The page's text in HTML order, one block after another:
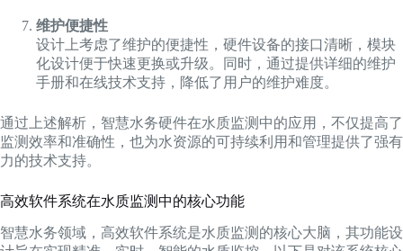
维护便捷性
设计上考虑了维护的便捷性，硬件设备的接口清晰，模块
化设计便于快速更换或升级。同时，通过提供详细的维护
手册和在线技术支持，降低了用户的维护难度。
通过上述解析，智慧水务硬件在水质监测中的应用，不仅提高了
监测效率和准确性，也为水资源的可持续利用和管理提供了强有
力的技术支持。
高效软件系统在水质监测中的核心功能
智慧水务领域，高效软件系统是水质监测的核心大脑，其功能设